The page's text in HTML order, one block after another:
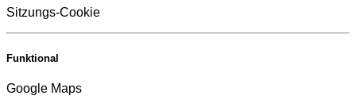
Sitzungs-Cookie
Funktional
Google Maps